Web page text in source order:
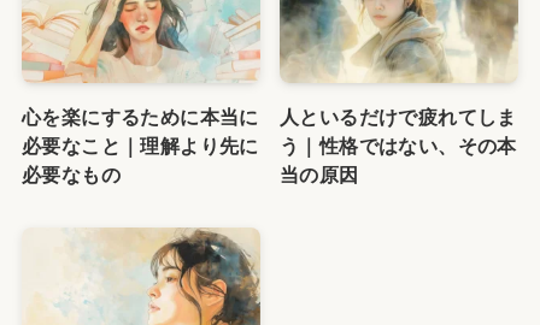
心を楽にするために本当に
必要なこと｜理解より先に
必要なもの
人といるだけで疲れてしま
う｜性格ではない、その本
当の原因